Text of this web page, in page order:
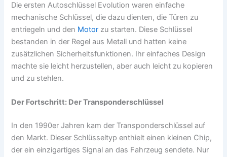
Die ersten Autoschlüssel Evolution waren einfache
mechanische Schlüssel, die dazu dienten, die Türen zu
entriegeln und den Motor zu starten. Diese Schlüssel
bestanden in der Regel aus Metall und hatten keine
zusätzlichen Sicherheitsfunktionen. Ihr einfaches Design
machte sie leicht herzustellen, aber auch leicht zu kopieren
und zu stehlen.
Der Fortschritt: Der Transponderschlüssel
In den 1990er Jahren kam der Transponderschlüssel auf
den Markt. Dieser Schlüsseltyp enthielt einen kleinen Chip,
der ein einzigartiges Signal an das Fahrzeug sendete. Nur